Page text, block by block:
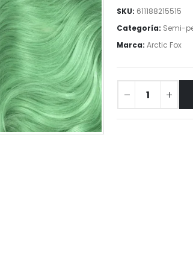
SKU: 611188215515
Categoría: Semi-
Marca: Arctic Fox